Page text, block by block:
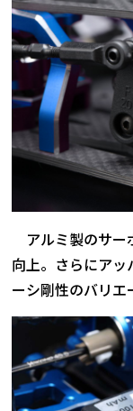
アルミ製のサー
向上。さらにアッ
ーシ剛性のバリエ